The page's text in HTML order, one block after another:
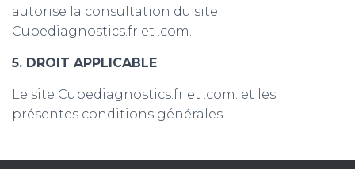
autorise la consultation du site
Cubediagnostics.fr et .com.
5. DROIT APPLICABLE
Le site Cubediagnostics.fr et .com. et les
présentes conditions générales.